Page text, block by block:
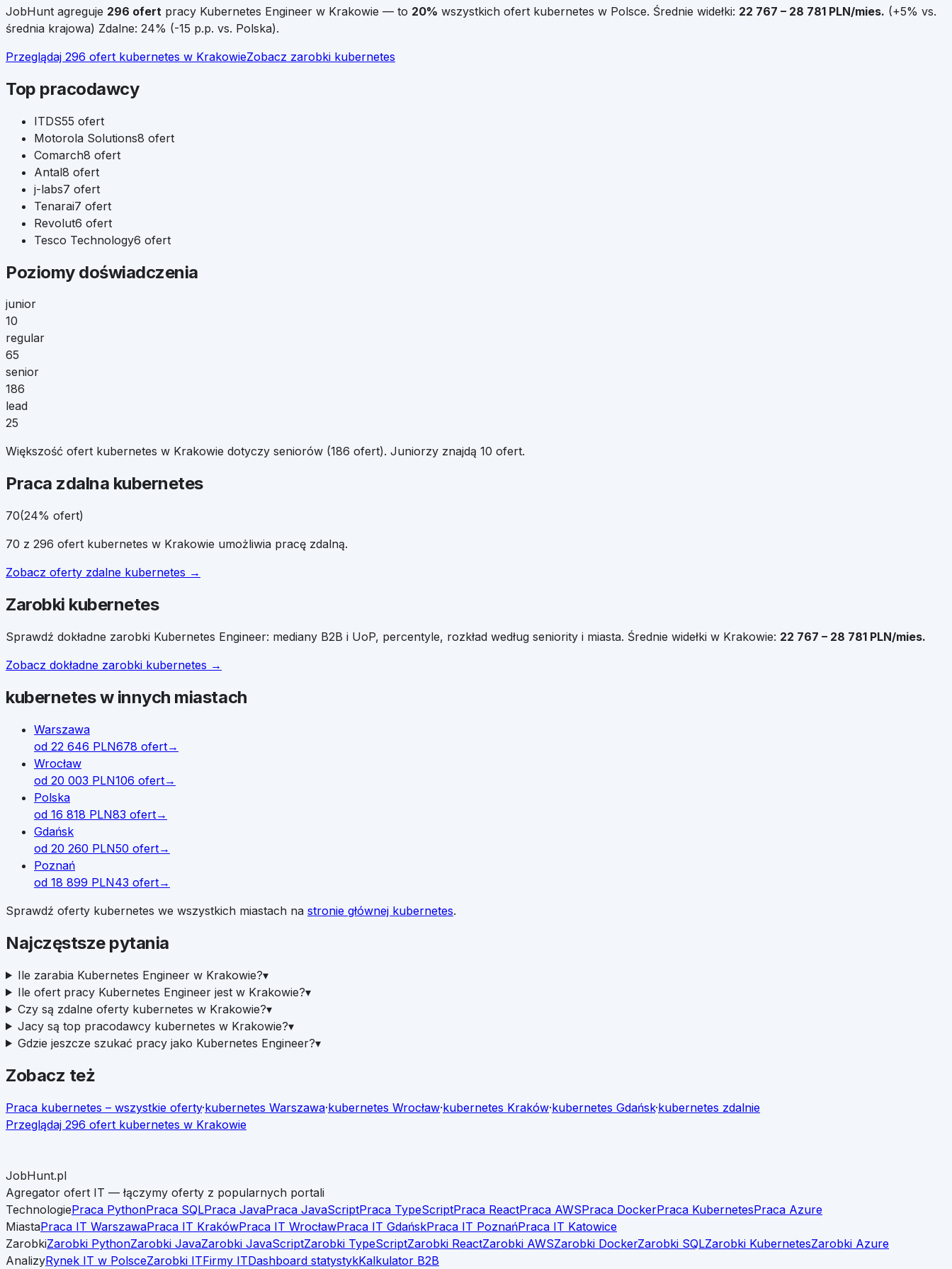
JobHunt agreguje 296 ofert pracy Kubernetes Engineer w Krakowie — to 20% wszystkich ofert kubernetes w Polsce. Średnie widełki: 22 767 – 28 781 PLN/mies. (+5% vs.
średnia krajowa) Zdalne: 24% (-15 p.p. vs. Polska).
Przeglądaj 296 ofert kubernetes w KrakowieZobacz zarobki kubernetes
Top pracodawcy
ITDS55 ofert
Motorola Solutions8 ofert
Comarch8 ofert
Antal8 ofert
j-labs7 ofert
Tenarai7 ofert
Revolut6 ofert
Tesco Technology6 ofert
Poziomy doświadczenia
junior
10
regular
65
senior
186
lead
25
Większość ofert kubernetes w Krakowie dotyczy seniorów (186 ofert). Juniorzy znajdą 10 ofert.
Praca zdalna kubernetes
70(24% ofert)
70 z 296 ofert kubernetes w Krakowie umożliwia pracę zdalną.
Zobacz oferty zdalne kubernetes →
Zarobki kubernetes
Sprawdź dokładne zarobki Kubernetes Engineer: mediany B2B i UoP, percentyle, rozkład według seniority i miasta. Średnie widełki w Krakowie: 22 767 – 28 781 PLN/mies.
Zobacz dokładne zarobki kubernetes →
kubernetesw innych miastach
Warszawa
od 22 646 PLN678 ofert→
Wrocław
od 20 003 PLN106 ofert→
Polska
od 16 818 PLN83 ofert→
Gdańsk
od 20 260 PLN50 ofert→
Poznań
od 18 899 PLN43 ofert→
Sprawdź oferty kubernetes we wszystkich miastach na stronie głównej kubernetes.
Najczęstsze pytania
Ile zarabia Kubernetes Engineer w Krakowie?▾
Ile ofert pracy Kubernetes Engineer jest w Krakowie?▾
Czy są zdalne oferty kubernetes w Krakowie?▾
Jacy są top pracodawcy kubernetes w Krakowie?▾
Gdzie jeszcze szukać pracy jako Kubernetes Engineer?▾
Zobacz też
Praca kubernetes – wszystkie oferty·kubernetes Warszawa·kubernetes Wrocław·kubernetes Kraków·kubernetes Gdańsk·kubernetes zdalnie
Przeglądaj 296 ofert kubernetes w Krakowie
JobHunt.pl
Agregator ofert IT — łączymy oferty z popularnych portali
TechnologiePraca PythonPraca SQLPraca JavaPraca JavaScriptPraca TypeScriptPraca ReactPraca AWSPraca DockerPraca KubernetesPraca Azure
MiastaPraca IT WarszawaPraca IT KrakówPraca IT WrocławPraca IT GdańskPraca IT PoznańPraca IT Katowice
ZarobkiZarobki PythonZarobki JavaZarobki JavaScriptZarobki TypeScriptZarobki ReactZarobki AWSZarobki DockerZarobki SQLZarobki KubernetesZarobki Azure
AnalizyRynek IT w PolsceZarobki ITFirmy ITDashboard statystykKalkulator B2B